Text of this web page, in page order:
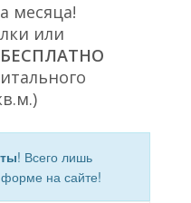
месяца!
или
БЕСПЛАТНО
! Всего лишь
на сайте!